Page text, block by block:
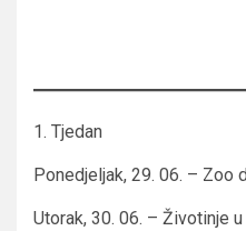
1. Tjedan
Ponedjeljak, 29. 06. – Zoo
Utorak, 30. 06. – Životinje